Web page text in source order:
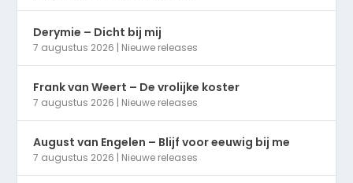
Derymie – Dicht bij mij
7 augustus 2026 | Nieuwe releases
Frank van Weert – De vrolijke koster
7 augustus 2026 | Nieuwe releases
August van Engelen – Blijf voor eeuwig bij me
7 augustus 2026 | Nieuwe releases